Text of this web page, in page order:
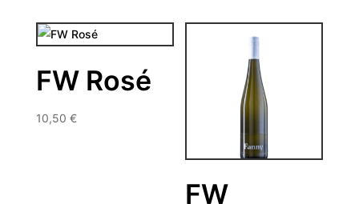
FW Rosé
10,50 €
FW